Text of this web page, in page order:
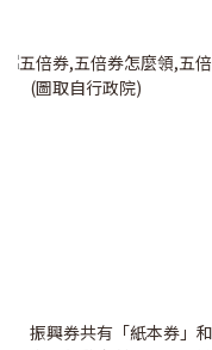
(圖取自行政院)
振興券共有「紙本券」